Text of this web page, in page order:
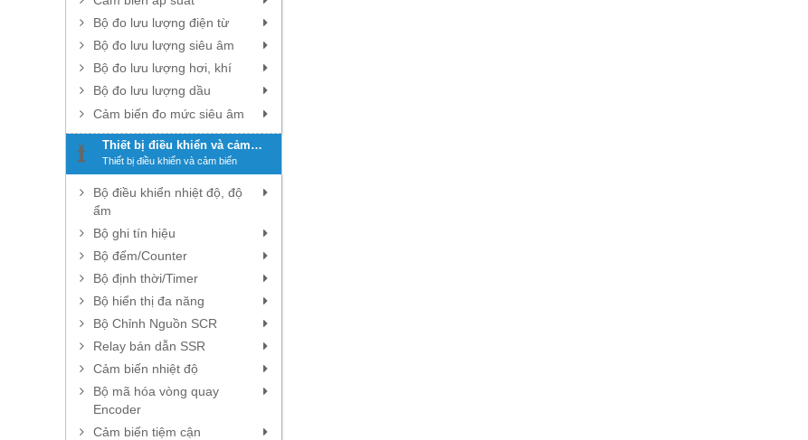
Bộ đo lưu lượng điện từ
Bộ đo lưu lượng siêu âm
Bộ đo lưu lượng hơi, khí
Bộ đo lưu lượng dầu
Cảm biến đo mức siêu âm
Thiết bị điều khiển và cảm
biến
Thiết bị điều khiển và cảm biến
Bộ điều khiển nhiệt độ, độ
ẩm
Bộ ghi tín hiệu
Bộ đếm/Counter
Bộ định thời/Timer
Bộ hiển thị đa năng
Bộ Chỉnh Nguồn SCR
Relay bán dẫn SSR
Cảm biến nhiệt độ
Bộ mã hóa vòng quay
Encoder
Cảm biến tiệm cận